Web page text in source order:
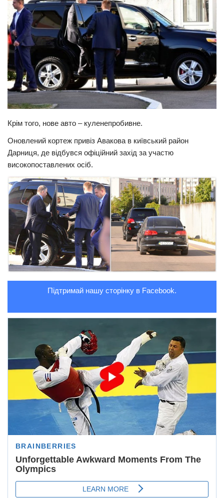
Політика
Світ
Цікаво
Наука
Технології
Історії
Здоров’я
Події
Кримінал
Трагедії
Курйози
Суспільство
Культура
Шоу-біз
Крім того, нове авто – куленепробивне.
Оновлений кортеж привіз Авакова в київський район
Дарниця, де відбувся офіційний захід за участю
високопоставлених осіб.
Підтримай нашу сторінку в Facebook.